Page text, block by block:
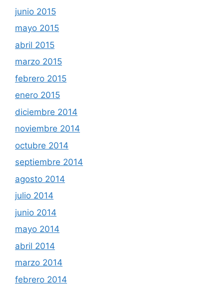
junio 2015
mayo 2015
abril 2015
marzo 2015
febrero 2015
enero 2015
diciembre 2014
noviembre 2014
octubre 2014
septiembre 2014
agosto 2014
julio 2014
junio 2014
mayo 2014
abril 2014
marzo 2014
febrero 2014